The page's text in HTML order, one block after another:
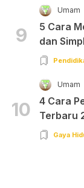
9
Umam
5 Cara
dan
10
Umam
4 Cara
Terbaru
Gaya